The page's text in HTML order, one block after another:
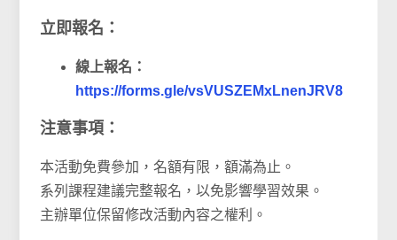
立即報名：
線上報名：
https://forms.gle/vsVUSZEMxLnenJRV8
注意事項：
本活動免費參加，名額有限，額滿為止。
系列課程建議完整報名，以免影響學習效果。
主辦單位保留修改活動內容之權利。